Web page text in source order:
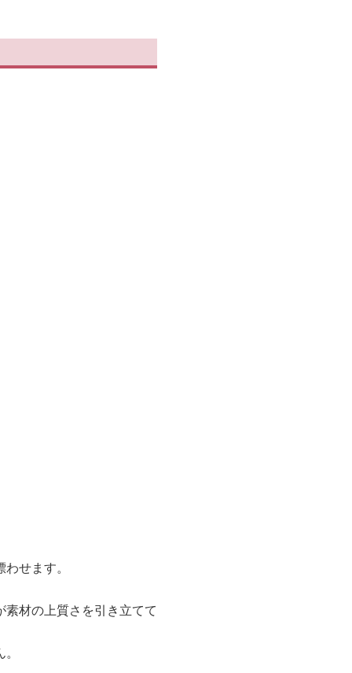
せます。
材の上質さを引き立てて